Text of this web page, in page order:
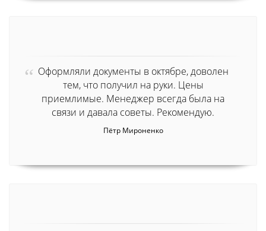
Оформляли документы в октябре, доволен
тем, что получил на руки. Цены
приемлимые. Менеджер всегда была на
связи и давала советы. Рекомендую.
Пётр Мироненко